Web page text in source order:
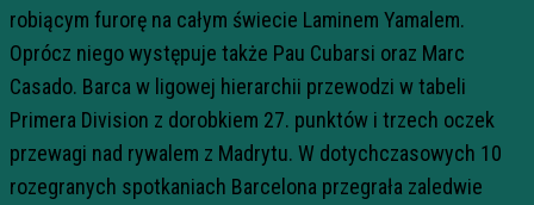
robiącym furorę na całym świecie Laminem Yamalem.
Oprócz niego występuje także Pau Cubarsi oraz Marc
Casado. Barca w ligowej hierarchii przewodzi w tabeli
Primera Division z dorobkiem 27. punktów i trzech oczek
przewagi nad rywalem z Madrytu. W dotychczasowych 10
rozegranych spotkaniach Barcelona przegrała zaledwie